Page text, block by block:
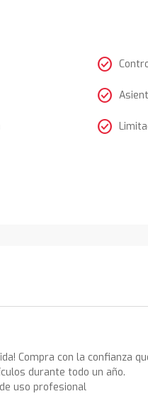
check_circle
check_circle
check_circle
Compra con la confianza
durante todo un año.
uso profesional